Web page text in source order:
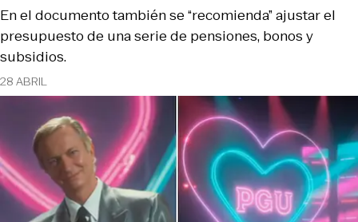
28 ABRIL
En el documento también se “recomienda” ajustar el
presupuesto de una serie de pensiones, bonos y
subsidios.